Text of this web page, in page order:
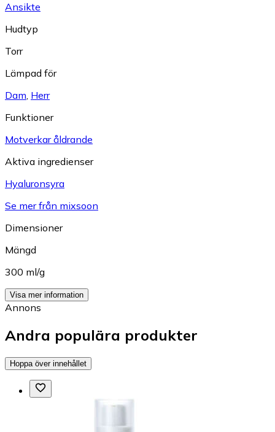
Ansikte
Hudtyp
Torr
Lämpad för
Dam, Herr
Funktioner
Motverkar åldrande
Aktiva ingredienser
Hyaluronsyra
Se mer från mixsoon
Dimensioner
Mängd
300 ml/g
Visa mer information
Annons
Andra populära produkter
Hoppa över innehållet